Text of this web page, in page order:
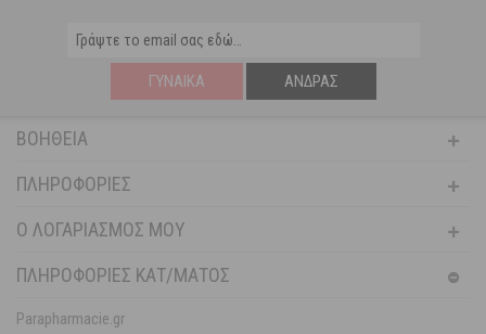
ΓΥΝΑΊΚΑ ΆΝΔΡΑΣ
ΒΟΉΘΕΙΑ
ΠΛΗΡΟΦΟΡΊΕΣ
Ο ΛΟΓΑΡΙΑΣΜΌΣ ΜΟΥ
ΠΛΗΡΟΦΟΡΙΕΣ ΚΑΤ/ΜΑΤΟΣ
Parapharmacie.gr